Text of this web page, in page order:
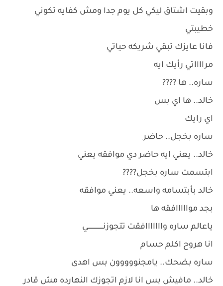
وبقيت اشتاق ليكي كل يوم جدا ومش كفايه تكوني
خطيبتي
فانا عايزك تبقي شريكه حياتي
مرااااتي رأيك ايه
ساره.. ها ????
خالد.. ها اي بس
اي رايك
ساره بخجل.. حاضر
خالد.. يعني ايه حاضر دي موافقه يعني
ابتسمت ساره بخجل????
خالد بأبتسامه واسعه.. يعني موافقه
بجد موااااافقه ها
ياعالم ساره وااااااافقت تتجوزنـــــــــــــــي
انا هروح اكلم حسام
ساره بضحك.. يامجنووووون بس اهدى
خالد.. مافيش بس انا لازم اتجوزك النهارده مش قادر